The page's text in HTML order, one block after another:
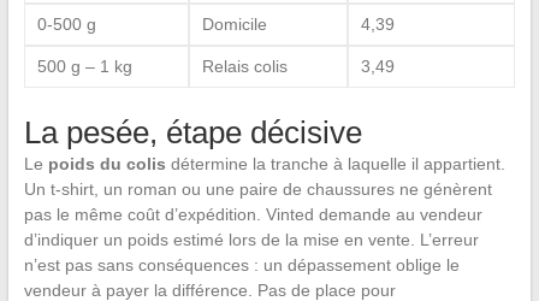
0-500 g Domicile 4,39
500 g – 1 kg Relais colis 3,49
La pesée, étape décisive
Le poids du colis détermine la tranche à laquelle il appartient.
Un t-shirt, un roman ou une paire de chaussures ne génèrent
pas le même coût d’expédition. Vinted demande au vendeur
d’indiquer un poids estimé lors de la mise en vente. L’erreur
n’est pas sans conséquences : un dépassement oblige le
vendeur à payer la différence. Pas de place pour